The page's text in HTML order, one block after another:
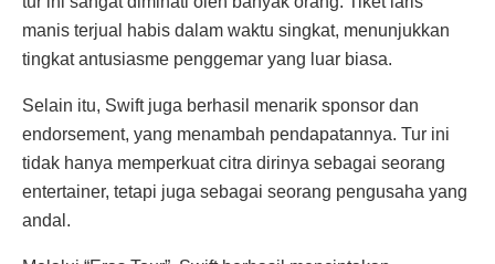
manis terjual habis dalam waktu singkat, menunjukkan
tingkat antusiasme penggemar yang luar biasa.
Selain itu, Swift juga berhasil menarik sponsor dan
endorsement, yang menambah pendapatannya. Tur ini
tidak hanya memperkuat citra dirinya sebagai seorang
entertainer, tetapi juga sebagai seorang pengusaha yang
andal.